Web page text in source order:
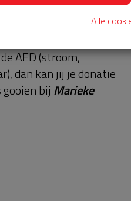
niet meer via deze
AED (stroom,
dan kan jij je donatie
bij Marieke
Alle